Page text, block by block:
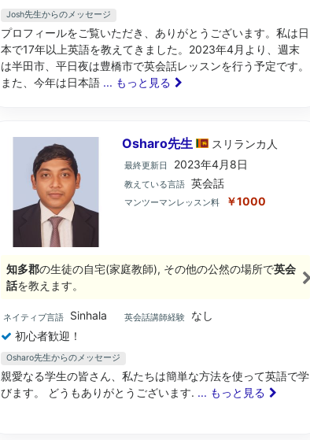
Josh先生からのメッセージ
プロフィールをご覧いただき、ありがとうございます。私は日
本で17年以上英語を教えてきました。2023年4月より、週末
は半田市、平日夜は豊橋市で英会話レッスンを行う予定です。
また、今年は日本語 ... もっと見る
Osharo先生 スリランカ 人
最終更新日 2023年4月8日
教えている言語 英会話
マンツーマンレッスン料 ￥1000
知多郡の生徒の自宅(家庭教師), その他の公然の場所で英会
話を教えます。
ネイティブ言語 Sinhala 英会話講師経験
なし
初心者歓迎！
Osharo先生からのメッセージ
親愛なる学生の皆さん、私たちは簡単な方法を使って英語で学
びます。 どうもありがとうございます. ... もっと見る